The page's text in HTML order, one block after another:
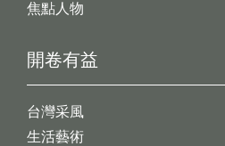
開卷有益
台灣采風
生活藝術
焦點人物